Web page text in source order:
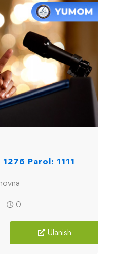
Parol: 1111
0
Ulanish